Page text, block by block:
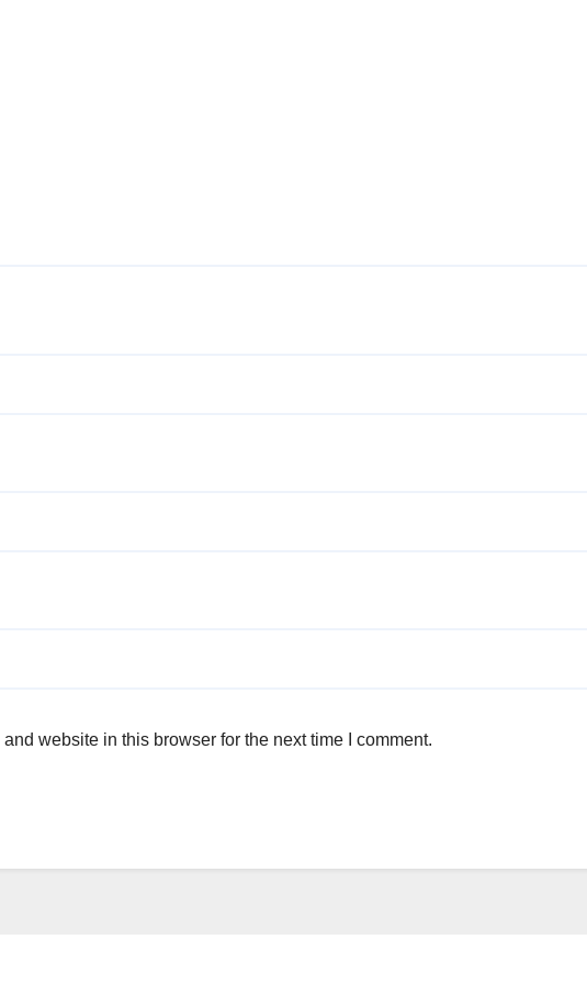
website in this browser for the next time I comment.